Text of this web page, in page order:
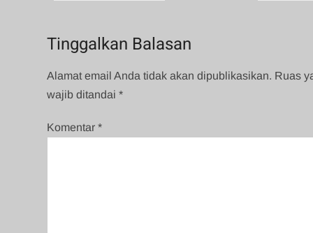
Tinggalkan Balasan
Alamat email Anda tidak akan dipublikasikan. Ruas
wajib ditandai*
Komentar*